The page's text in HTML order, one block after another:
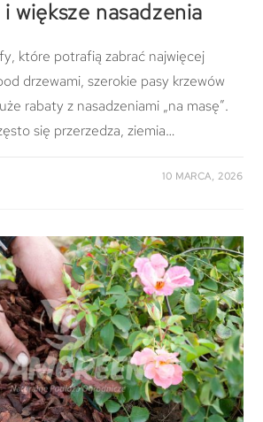
większe nasadzenia
które potrafią zabrać najwięcej
drzewami, szerokie pasy krzewów
rabaty z nasadzeniami „na masę”.
się przerzedza, ziemia…
10 MARCA, 2026